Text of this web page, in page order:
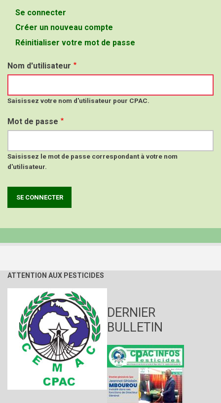
Onglets
principaux
Se connecter
actif)
Créer un nouveau compte
Réinitialiser votre mot de passe
Nom d'utilisateur
Saisissez votre nom d'utilisateur pour CPAC.
Mot de passe
Saisissez le mot de passe correspondant à votre nom
d'utilisateur.
ATTENTION AUX PESTICIDES
DERNIER
BULLETIN